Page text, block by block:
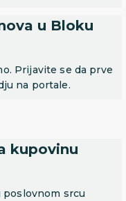
u Bloku
Prijavite se da prve
na portale.
kupovinu
poslovnom srcu